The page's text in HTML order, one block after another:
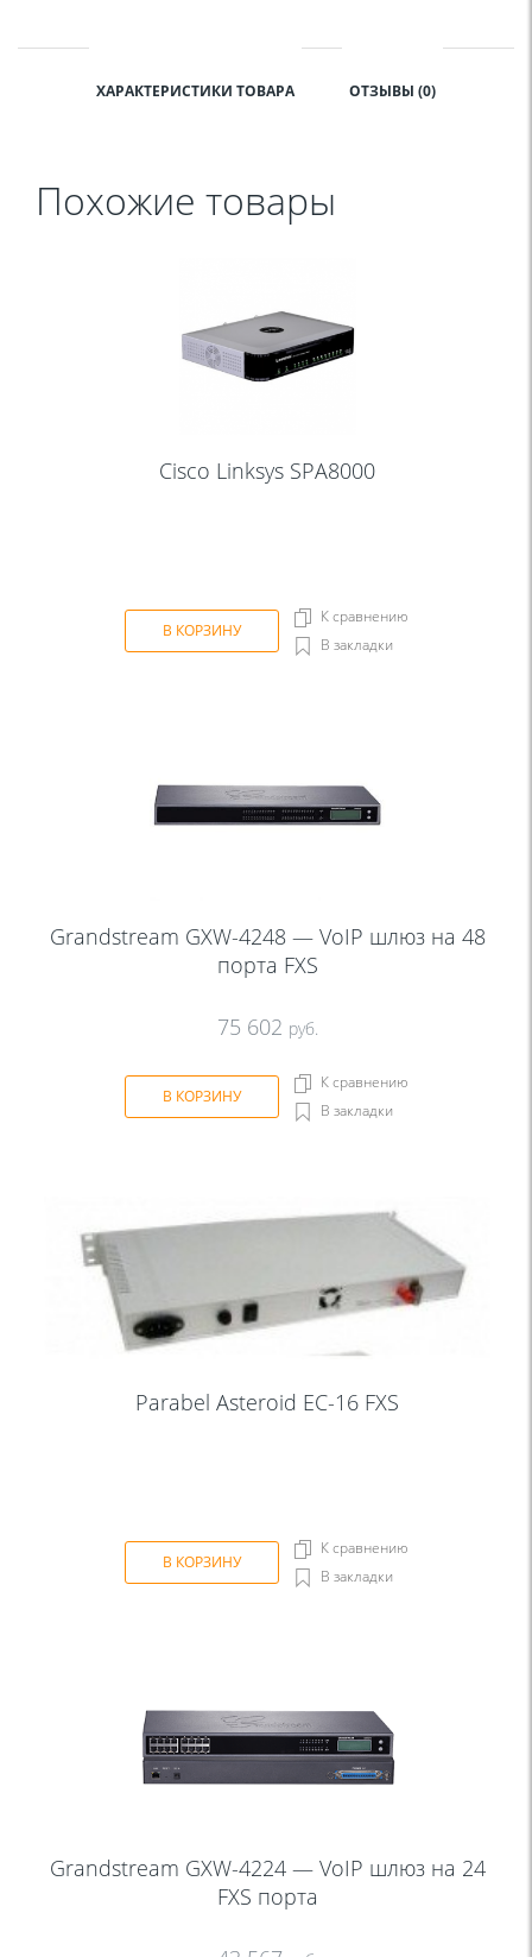
ХАРАКТЕРИСТИКИ ТОВАРА ОТЗЫВЫ (0)
Похожие товары
Cisco Linksys SPA8000
В КОРЗИНУ
К сравнению
В закладки
Grandstream GXW-4248 — VoIP шлюз на 48
порта FXS
75 602 руб.
В КОРЗИНУ
К сравнению
В закладки
Parabel Asteroid EC-16 FXS
В КОРЗИНУ
К сравнению
В закладки
Grandstream GXW-4224 — VoIP шлюз на 24
FXS порта